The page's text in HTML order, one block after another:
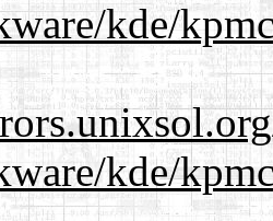
kde/
kde/